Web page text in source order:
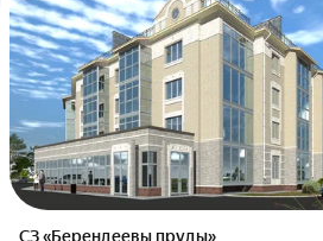
СЗ «Берендеевы пруды»